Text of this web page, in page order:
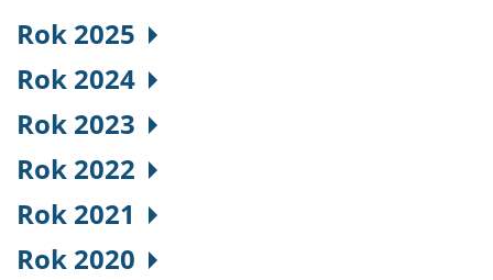
Rok 2025
Rok 2024
Rok 2023
Rok 2022
Rok 2021
Rok 2020